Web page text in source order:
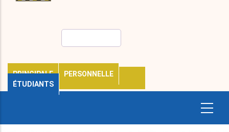
PRINCIPALE
PERSONNELLE
ÉTUDIANTS